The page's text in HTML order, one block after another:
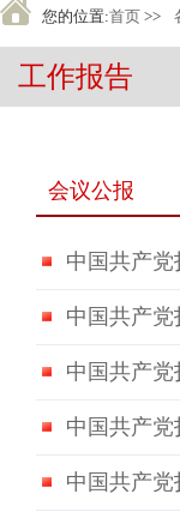
您的位置:首页 >>
工作报告
会议公报
中国共产
中国共产
中国共产
中国共产
中国共产